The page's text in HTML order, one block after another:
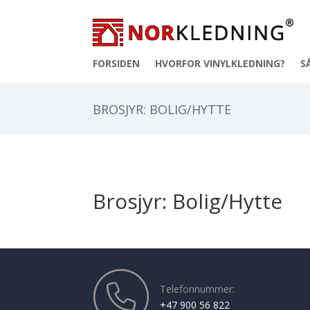
FORSIDEN HVORFOR VINYLKLEDNING?
BROSJYR: BOLIG/HYTTE
Brosjyr: Bolig/Hytte
Telefonnummer:
+47 900 56 822